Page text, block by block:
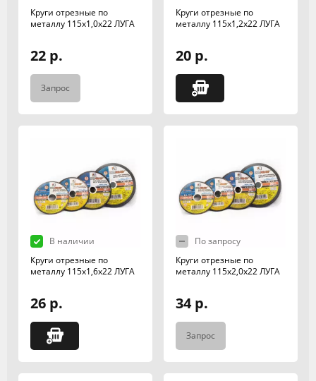
Круги отрезные по
металлу 115х1,0х22 ЛУГА
22 р.
Запрос
Круги отрезные по
металлу 115х1,2х22 ЛУГА
20 р.
В наличии
Круги отрезные по
металлу 115х1,6х22 ЛУГА
26 р.
По запросу
Круги отрезные по
металлу 115х2,0х22 ЛУГА
34 р.
Запрос